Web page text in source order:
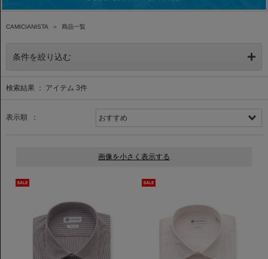
CAMICIANISTA ＞ 商品一覧
条件を絞り込む
検索結果 ： アイテム 3件
表示順 ：